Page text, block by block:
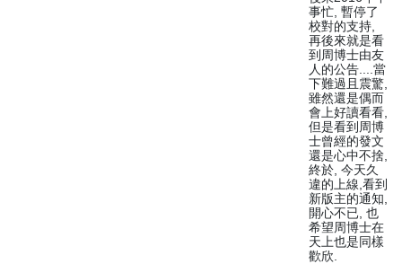
事忙, 暫停了
校對的支持,
再後來就是看
到周博士由友
人的公告....當
下難過且震驚,
雖然還是偶而
會上好讀看看,
但是看到周博
士曾經的發文
還是心中不捨,
終於, 今天久
違的上線,看到
新版主的通知,
開心不已, 也
希望周博士在
天上也是同樣
歡欣.